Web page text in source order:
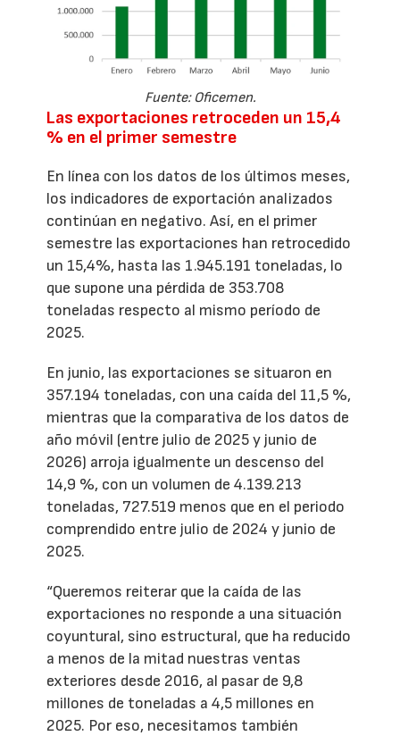
Fuente: Oficemen.
Las exportaciones retroceden un 15,4
% en el primer semestre
En línea con los datos de los últimos meses,
los indicadores de exportación analizados
continúan en negativo. Así, en el primer
semestre las exportaciones han retrocedido
un 15,4%, hasta las 1.945.191 toneladas, lo
que supone una pérdida de 353.708
toneladas respecto al mismo período de
2025.
En junio, las exportaciones se situaron en
357.194 toneladas, con una caída del 11,5 %,
mientras que la comparativa de los datos de
año móvil (entre julio de 2025 y junio de
2026) arroja igualmente un descenso del
14,9 %, con un volumen de 4.139.213
toneladas, 727.519 menos que en el periodo
comprendido entre julio de 2024 y junio de
2025.
“Queremos reiterar que la caída de las
exportaciones no responde a una situación
coyuntural, sino estructural, que ha reducido
a menos de la mitad nuestras ventas
exteriores desde 2016, al pasar de 9,8
millones de toneladas a 4,5 millones en
2025. Por eso, necesitamos también